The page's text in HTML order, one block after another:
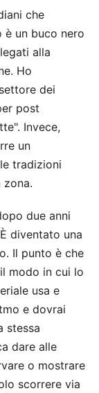
che
è un buco nero
alla
Ho
dei
post
Invece,
un
tradizioni
zona.
due anni
diventato una
Il punto è che
modo in cui lo
usa e
e dovrai
stessa
dare alle
o mostrare
scorrere via